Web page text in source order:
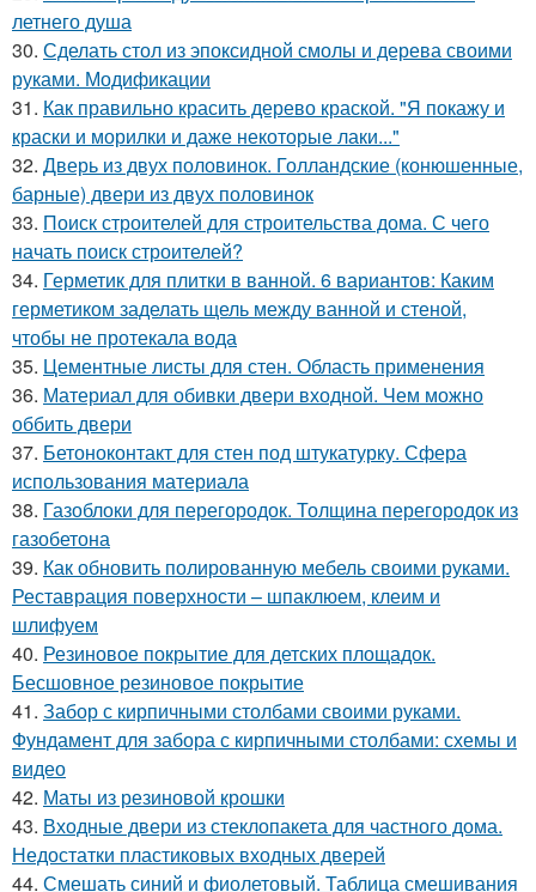
летнего душа
30. Сделать стол из эпоксидной смолы и дерева своими
руками. Модификации
31. Как правильно красить дерево краской. "Я покажу и
краски и морилки и даже некоторые лаки..."
32. Дверь из двух половинок. Голландские (конюшенные,
барные) двери из двух половинок
33. Поиск строителей для строительства дома. С чего
начать поиск строителей?
34. Герметик для плитки в ванной. 6 вариантов: Каким
герметиком заделать щель между ванной и стеной,
чтобы не протекала вода
35. Цементные листы для стен. Область применения
36. Материал для обивки двери входной. Чем можно
оббить двери
37. Бетоноконтакт для стен под штукатурку. Сфера
использования материала
38. Газоблоки для перегородок. Толщина перегородок из
газобетона
39. Как обновить полированную мебель своими руками.
Реставрация поверхности – шпаклюем, клеим и
шлифуем
40. Резиновое покрытие для детских площадок.
Бесшовное резиновое покрытие
41. Забор с кирпичными столбами своими руками.
Фундамент для забора с кирпичными столбами: схемы и
видео
42. Маты из резиновой крошки
43. Входные двери из стеклопакета для частного дома.
Недостатки пластиковых входных дверей
44. Смешать синий и фиолетовый. Таблица смешивания